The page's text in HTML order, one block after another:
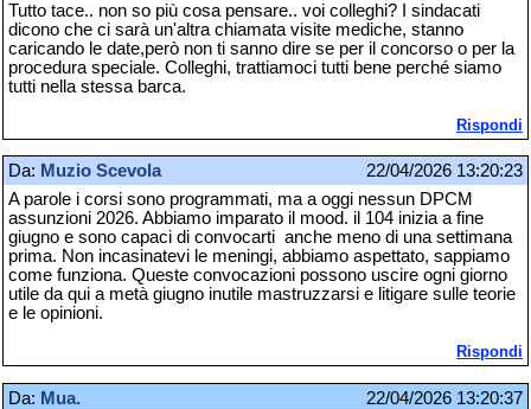
Tutto tace.. non so più cosa pensare.. voi colleghi? I sindacati
dicono che ci sarà un'altra chiamata visite mediche, stanno
caricando le date,però non ti sanno dire se per il concorso o per la
procedura speciale. Colleghi, trattiamoci tutti bene perché siamo
tutti nella stessa barca.
Rispondi
Da: Muzio Scevola
22/04/2026 13:20:23
A parole i corsi sono programmati, ma a oggi nessun DPCM
assunzioni 2026. Abbiamo imparato il mood. il 104 inizia a fine
giugno e sono capaci di convocarti anche meno di una settimana
prima. Non incasinatevi le meningi, abbiamo aspettato, sappiamo
come funziona. Queste convocazioni possono uscire ogni giorno
utile da qui a metà giugno inutile mastruzzarsi e litigare sulle teorie
e le opinioni.
Rispondi
Da: Mua.
22/04/2026 13:20:37